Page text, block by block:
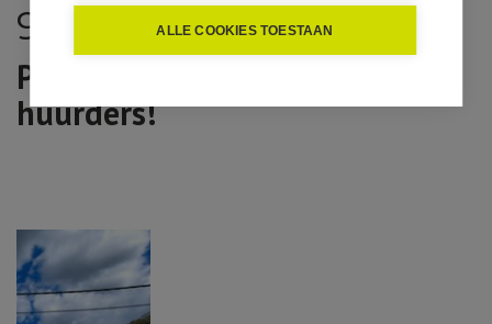
9880 LOTENHULLE
Proficiat aan de nieuwe
huurders!
ALLE COOKIES TOESTAAN